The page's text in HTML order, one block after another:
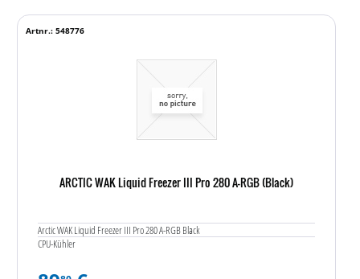
ARCTIC WAK Liquid Freezer III Pro 280 A-RGB (Black)
Arctic WAK Liquid Freezer III Pro 280 A-RGB Black
CPU-Kühler
Artnr.: 548776